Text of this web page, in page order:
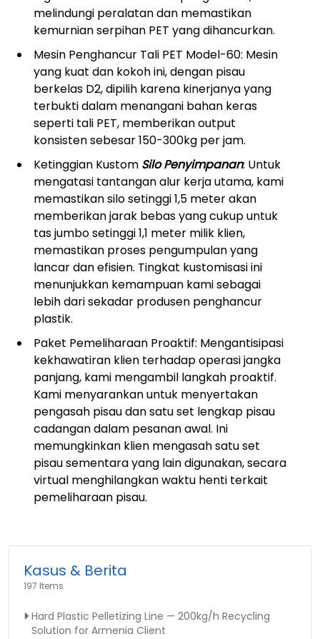
melindungi peralatan dan memastikan
kemurnian serpihan PET yang dihancurkan.
Mesin Penghancur Tali PET Model-60: Mesin
yang kuat dan kokoh ini, dengan pisau
berkelas D2, dipilih karena kinerjanya yang
terbukti dalam menangani bahan keras
seperti tali PET, memberikan output
konsisten sebesar 150-300kg per jam.
Ketinggian Kustom Silo Penyimpanan: Untuk
mengatasi tantangan alur kerja utama, kami
memastikan silo setinggi 1,5 meter akan
memberikan jarak bebas yang cukup untuk
tas jumbo setinggi 1,1 meter milik klien,
memastikan proses pengumpulan yang
lancar dan efisien. Tingkat kustomisasi ini
menunjukkan kemampuan kami sebagai
lebih dari sekadar produsen penghancur
plastik.
Paket Pemeliharaan Proaktif: Mengantisipasi
kekhawatiran klien terhadap operasi jangka
panjang, kami mengambil langkah proaktif.
Kami menyarankan untuk menyertakan
pengasah pisau dan satu set lengkap pisau
cadangan dalam pesanan awal. Ini
memungkinkan klien mengasah satu set
pisau sementara yang lain digunakan, secara
virtual menghilangkan waktu henti terkait
pemeliharaan pisau.
Kasus & Berita
197 Items
Hard Plastic Pelletizing Line — 200kg/h Recycling
Solution for Armenia Client